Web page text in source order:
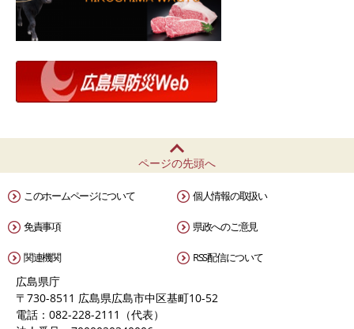
ページの先頭へ
このホームページについて 個人情報の取扱い
免責事項 県政へのご意見
関連機関 RSS配信について
広島県庁
〒730-8511 広島県広島市中区基町10-52
電話：082-228-2111（代表）